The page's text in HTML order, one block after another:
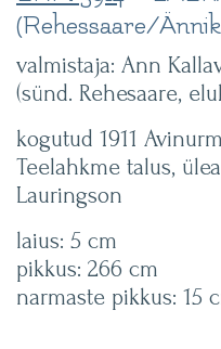
(Rehessaare/
valmistaja: Ann
(sünd. Rehesaare,
kogutud 1911
Teelahkme talus,
Lauringson
laius: 5 cm
pikkus: 266 cm
narmaste pikkus: 15